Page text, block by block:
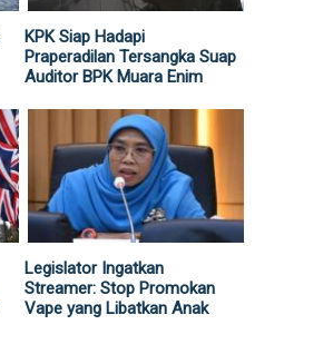
KPK Siap Hadapi
Praperadilan Tersangka Suap
Auditor BPK Muara Enim
Legislator Ingatkan
Streamer: Stop Promokan
Vape yang Libatkan Anak